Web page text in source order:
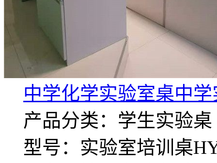
中学化学实验室桌中
产品分类：学生实验桌
型号：实验室培训桌